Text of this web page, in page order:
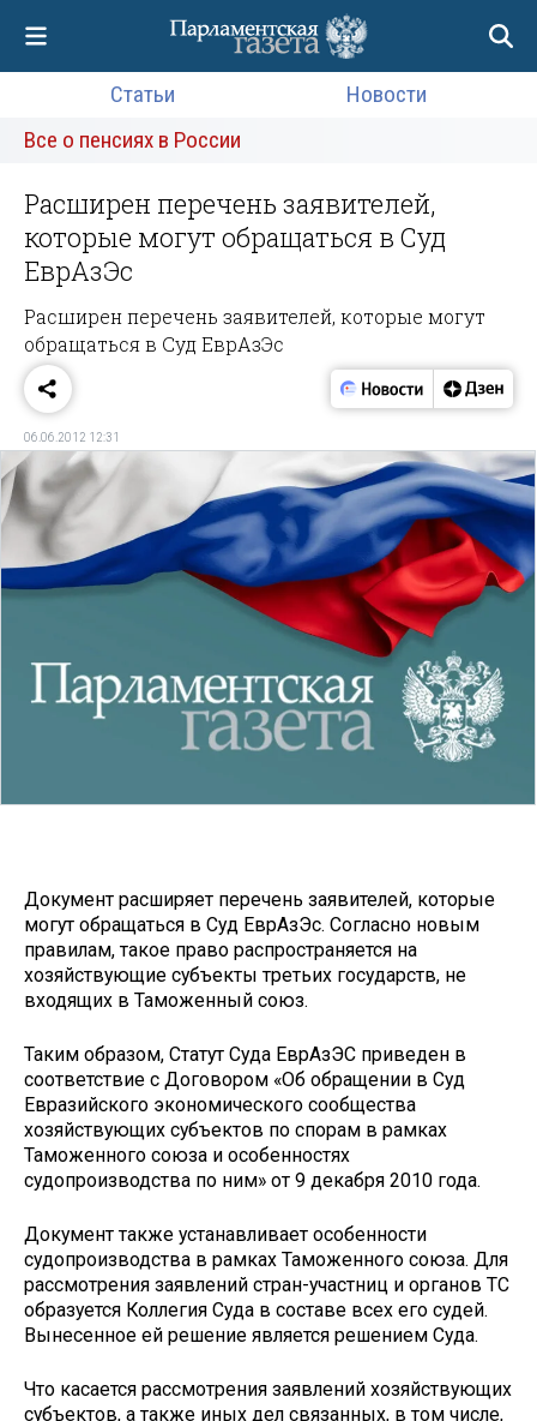
Статьи
Новости
Все о пенсиях в России
Расширен перечень заявителей,
которые могут обращаться в Суд
ЕврАзЭс
Расширен перечень заявителей, которые могут
обращаться в Суд ЕврАзЭс
06.06.2012 12:31
Документ расширяет перечень заявителей, которые
могут обращаться в Суд ЕврАзЭс. Согласно новым
правилам, такое право распространяется на
хозяйствующие субъекты третьих государств, не
входящих в Таможенный союз.
Таким образом, Статут Суда ЕврАзЭС приведен в
соответствие с Договором «Об обращении в Суд
Евразийского экономического сообщества
хозяйствующих субъектов по спорам в рамках
Таможенного союза и особенностях
судопроизводства по ним» от 9 декабря 2010 года.
Документ также устанавливает особенности
судопроизводства в рамках Таможенного союза. Для
рассмотрения заявлений стран-участниц и органов ТС
образуется Коллегия Суда в составе всех его судей.
Вынесенное ей решение является решением Суда.
Что касается рассмотрения заявлений хозяйствующих
субъектов, а также иных дел связанных, в том числе,